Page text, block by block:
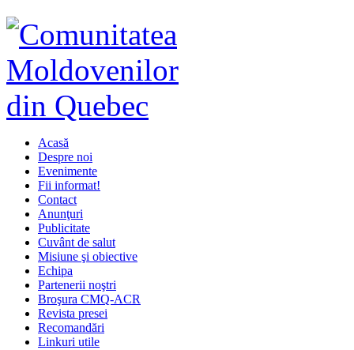
Acasă
Despre noi
Evenimente
Fii informat!
Contact
Anunţuri
Publicitate
Cuvânt de salut
Misiune şi obiective
Echipa
Partenerii noştri
Broşura CMQ-ACR
Revista presei
Recomandări
Linkuri utile